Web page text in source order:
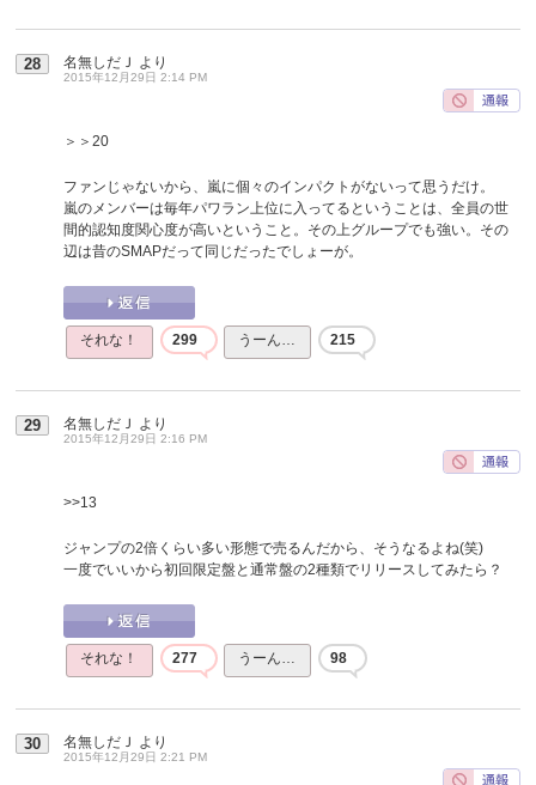
28 名無しだＪ より
2015年12月29日 2:14 PM
＞＞20
ファンじゃないから、嵐に個々のインパクトがないって思うだけ。
嵐のメンバーは毎年パワラン上位に入ってるということは、全員の世
間的認知度関心度が高いということ。その上グループでも強い。その
辺は昔のSMAPだって同じだったでしょーが。
それな！ 299 うーん… 215
29 名無しだＪ より
2015年12月29日 2:16 PM
>>13
ジャンプの2倍くらい多い形態で売るんだから、そうなるよね(笑)
一度でいいから初回限定盤と通常盤の2種類でリリースしてみたら？
それな！ 277 うーん… 98
30 名無しだＪ より
2015年12月29日 2:21 PM